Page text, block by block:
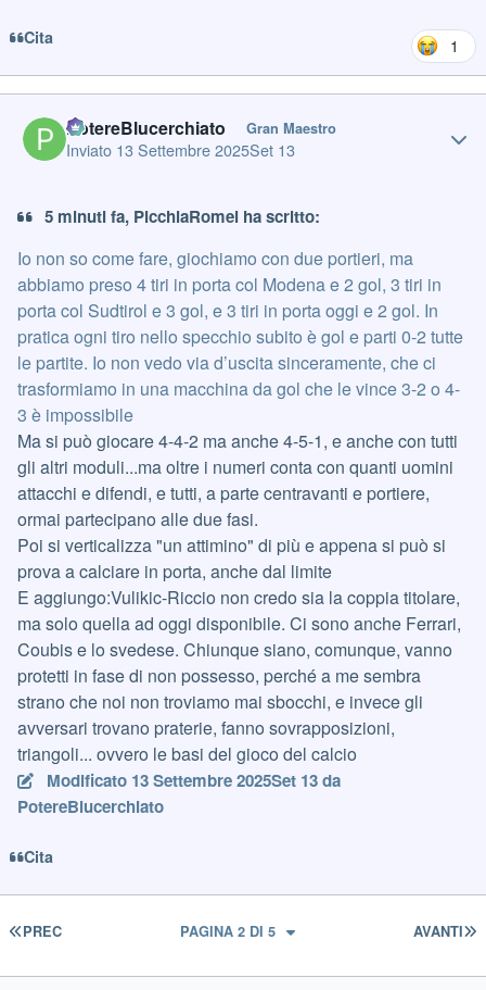
Cita 1
PotereBlucerchiato Gran Maestro
Inviato 13 Settembre 2025Set 13
5 minuti fa, PicchiaRomei ha scritto:
Io non so come fare, giochiamo con due portieri, ma
abbiamo preso 4 tiri in porta col Modena e 2 gol, 3 tiri in
porta col Sudtirol e 3 gol, e 3 tiri in porta oggi e 2 gol. In
pratica ogni tiro nello specchio subito è gol e parti 0-2 tutte
le partite. Io non vedo via d’uscita sinceramente, che ci
trasformiamo in una macchina da gol che le vince 3-2 o 4-
3 è impossibile
Ma si può giocare 4-4-2 ma anche 4-5-1, e anche con tutti
gli altri moduli...ma oltre i numeri conta con quanti uomini
attacchi e difendi, e tutti, a parte centravanti e portiere,
ormai partecipano alle due fasi.
Poi si verticalizza "un attimino" di più e appena si può si
prova a calciare in porta, anche dal limite
E aggiungo:Vulikic-Riccio non credo sia la coppia titolare,
ma solo quella ad oggi disponibile. Ci sono anche Ferrari,
Coubis e lo svedese. Chiunque siano, comunque, vanno
protetti in fase di non possesso, perché a me sembra
strano che noi non troviamo mai sbocchi, e invece gli
avversari trovano praterie, fanno sovrapposizioni,
triangoli... ovvero le basi del gioco del calcio
Modificato 13 Settembre 2025Set 13da
PotereBlucerchiato
Cita
PRIMA PAGINA
PREC AVANTI
PAGINA 2 DI 5